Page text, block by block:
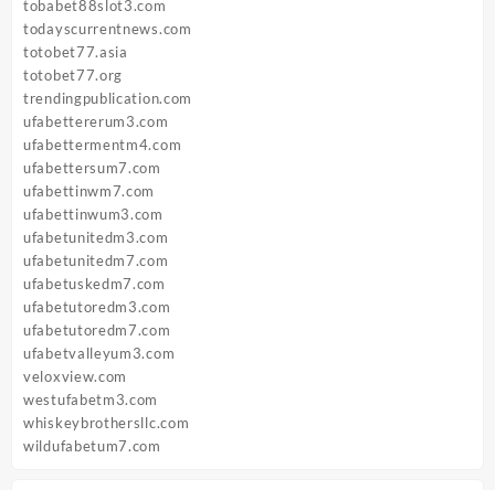
tobabet88slot3.com
todayscurrentnews.com
totobet77.asia
totobet77.org
trendingpublication.com
ufabettererum3.com
ufabettermentm4.com
ufabettersum7.com
ufabettinwm7.com
ufabettinwum3.com
ufabetunitedm3.com
ufabetunitedm7.com
ufabetuskedm7.com
ufabetutoredm3.com
ufabetutoredm7.com
ufabetvalleyum3.com
veloxview.com
westufabetm3.com
whiskeybrothersllc.com
wildufabetum7.com